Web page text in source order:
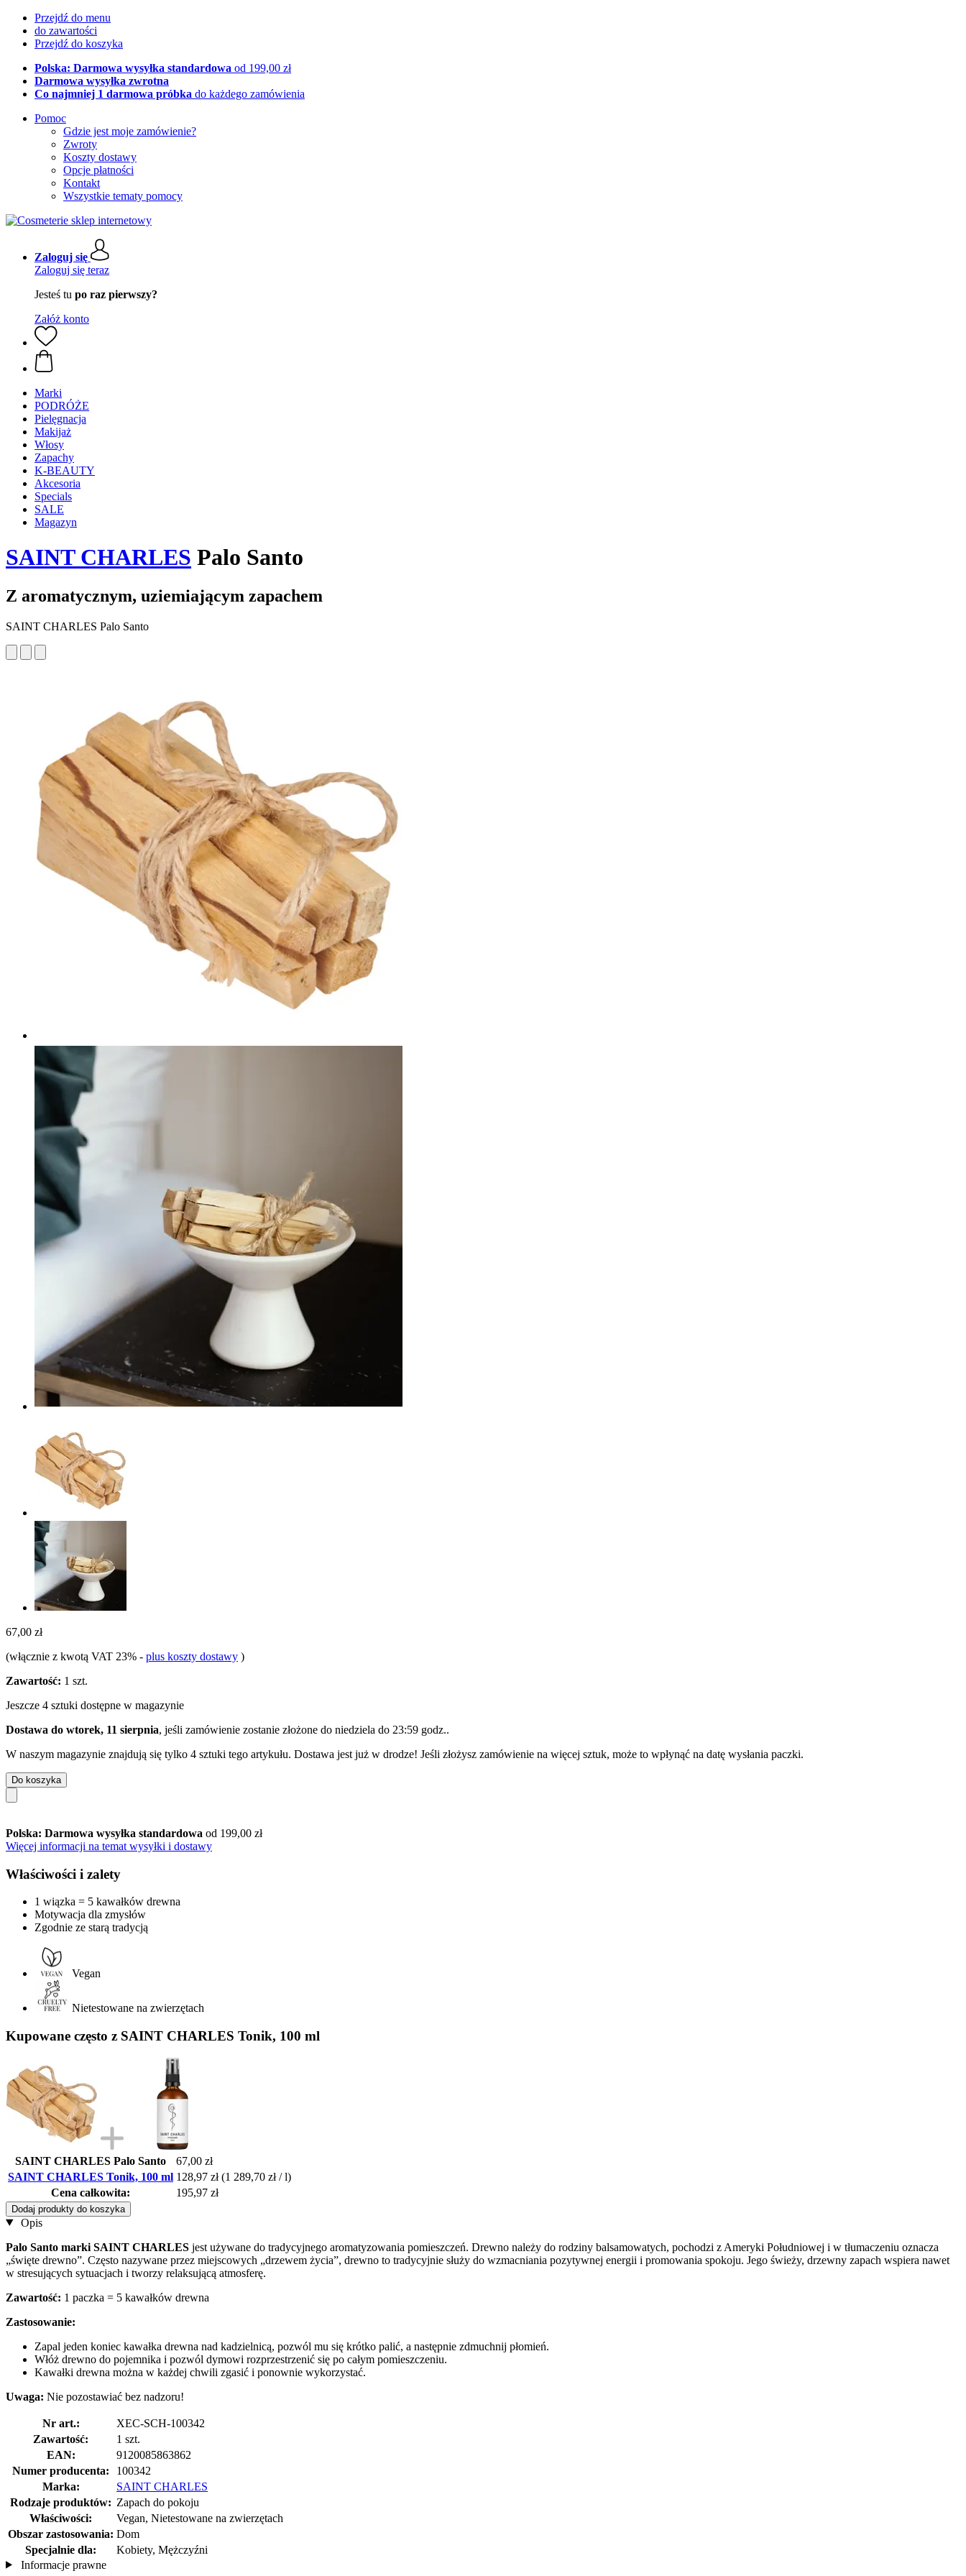
Przejdź do menu
do zawartości
Przejdź do koszyka
Polska: Darmowa wysyłka standardowa od 199,00 zł
Darmowa wysyłka zwrotna
Co najmniej 1 darmowa próbka do każdego zamówienia
Pomoc
Gdzie jest moje zamówienie?
Zwroty
Koszty dostawy
Opcje płatności
Kontakt
Wszystkie tematy pomocy
Zaloguj się
Zaloguj się teraz
Jesteś tu po raz pierwszy?
Załóż konto
Marki
PODRÓŻE
Pielęgnacja
Makijaż
Włosy
Zapachy
K-BEAUTY
Akcesoria
Specials
SALE
Magazyn
SAINT CHARLES Palo Santo
Z aromatycznym, uziemiającym zapachem
SAINT CHARLES Palo Santo
67,00 zł
(włącznie z kwotą VAT 23% - plus koszty dostawy )
Zawartość: 1 szt.
Jeszcze 4 sztuki dostępne w magazynie
Dostawa do wtorek, 11 sierpnia, jeśli zamówienie zostanie złożone do niedziela do 23:59 godz..
W naszym magazynie znajdują się tylko 4 sztuki tego artykułu. Dostawa jest już w drodze! Jeśli złożysz zamówienie na więcej sztuk, może to wpłynąć na datę wysłania paczki.
Do koszyka
Polska: Darmowa wysyłka standardowa od 199,00 zł
Więcej informacji na temat wysyłki i dostawy
Właściwości i zalety
1 wiązka = 5 kawałków drewna
Motywacja dla zmysłów
Zgodnie ze starą tradycją
Vegan
Nietestowane na zwierzętach
Kupowane często z SAINT CHARLES Tonik, 100 ml
SAINT CHARLES Palo Santo
67,00 zł
SAINT CHARLES Tonik, 100 ml 128,97 zł (1 289,70 zł / l)
Cena całkowita:
195,97 zł
Dodaj produkty do koszyka
Opis
Palo Santo marki SAINT CHARLES jest używane do tradycyjnego aromatyzowania pomieszczeń. Drewno należy do rodziny balsamowatych, pochodzi z Ameryki Południowej i w tłumaczeniu oznacza
„święte drewno”. Często nazywane przez miejscowych „drzewem życia”, drewno to tradycyjnie służy do wzmacniania pozytywnej energii i promowania spokoju. Jego świeży, drzewny zapach wspiera nawet
w stresujących sytuacjach i tworzy relaksującą atmosferę.
Zawartość: 1 paczka = 5 kawałków drewna
Zastosowanie:
Zapal jeden koniec kawałka drewna nad kadzielnicą, pozwól mu się krótko palić, a następnie zdmuchnij płomień.
Włóż drewno do pojemnika i pozwól dymowi rozprzestrzenić się po całym pomieszczeniu.
Kawałki drewna można w każdej chwili zgasić i ponownie wykorzystać.
Uwaga: Nie pozostawiać bez nadzoru!
Nr art.:
XEC-SCH-100342
Zawartość:
1 szt.
EAN:
9120085863862
Numer producenta:
100342
Marka:
SAINT CHARLES
Rodzaje produktów: Zapach do pokoju
Właściwości:
Vegan, Nietestowane na zwierzętach
Obszar zastosowania: Dom
Specjalnie dla:
Kobiety, Mężczyźni
Informacje prawne